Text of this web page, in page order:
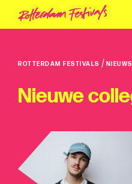
ROTTERDAM FESTIVALS / NIEUWS
Nieuwe